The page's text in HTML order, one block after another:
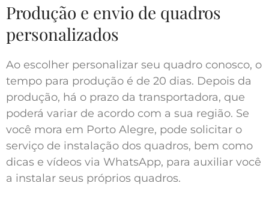
Produção e envio de quadros
personalizados
Ao escolher personalizar seu quadro conosco, o
tempo para produção é de 20 dias. Depois da
produção, há o prazo da transportadora, que
poderá variar de acordo com a sua região. Se
você mora em Porto Alegre, pode solicitar o
serviço de instalação dos quadros, bem como
dicas e vídeos via WhatsApp, para auxiliar você
a instalar seus próprios quadros.